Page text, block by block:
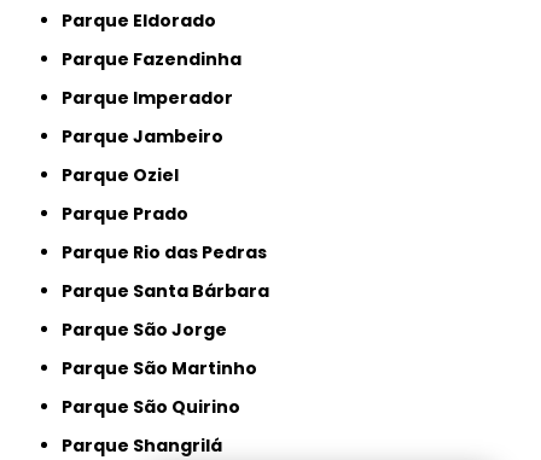
Parque Eldorado
Parque Fazendinha
Parque Imperador
Parque Jambeiro
Parque Oziel
Parque Prado
Parque Rio das Pedras
Parque Santa Bárbara
Parque São Jorge
Parque São Martinho
Parque São Quirino
Parque Shangrilá